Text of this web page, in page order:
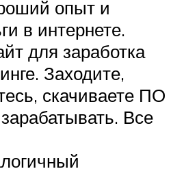
опыт и
в интернете.
для заработка
Заходите,
скачиваете ПО
Все